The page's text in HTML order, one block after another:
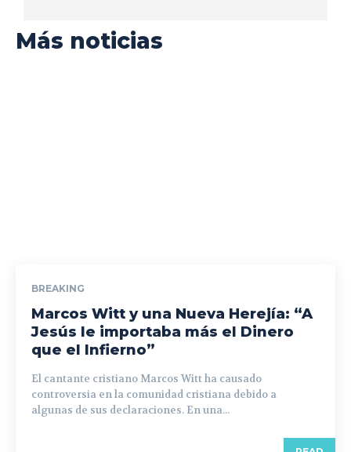
Más noticias
BREAKING
Marcos Witt y una Nueva Herejía: “A
Jesús le importaba más el Dinero
que el Infierno”
El cantante cristiano Marcos Witt ha causado
controversia en la comunidad cristiana debido a
algunas de sus declaraciones. En una...